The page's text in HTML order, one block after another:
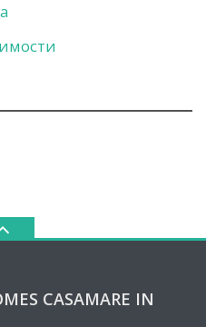
CASAMARE IN